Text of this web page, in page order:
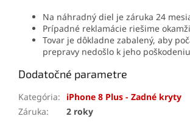
Na náhradný diel je záruka 24
Prípadné reklamácie riešime
Tovar je dôkladne zabalený, aby
prepravy nedošlo k jeho poškodeniu
Dodatočné parametre
Kategória:
iPhone 8 Plus - Zadné kryty
Záruka: 2 roky